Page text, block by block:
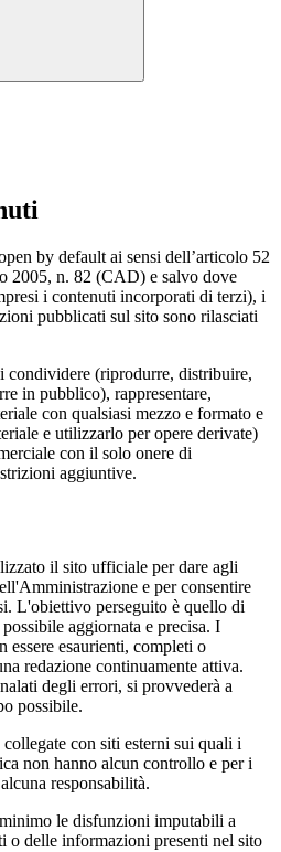
by default ai sensi dell’articolo 52
2005, n. 82 (CAD) e salvo dove
i contenuti incorporati di terzi), i
pubblicati sul sito sono rilasciati
(riprodurre, distribuire,
in pubblico), rappresentare,
con qualsiasi mezzo e formato e
e utilizzarlo per opere derivate)
con il solo onere di
aggiuntive.
il sito ufficiale per dare agli
e per consentire
L'obiettivo perseguito è quello di
aggiornata e precisa. I
essere esaurienti, completi o
redazione continuamente attiva.
degli errori, si provvederà a
possibile.
con siti esterni sui quali i
non hanno alcun controllo e per i
responsabilità.
le disfunzioni imputabili a
o delle informazioni presenti nel sito